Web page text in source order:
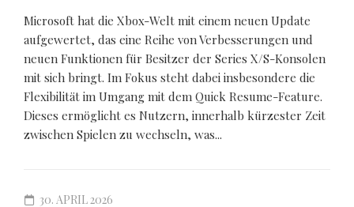
Microsoft hat die Xbox-Welt mit einem neuen Update
aufgewertet, das eine Reihe von Verbesserungen und
neuen Funktionen für Besitzer der Series X/S-Konsolen
mit sich bringt. Im Fokus steht dabei insbesondere die
Flexibilität im Umgang mit dem Quick Resume-Feature.
Dieses ermöglicht es Nutzern, innerhalb kürzester Zeit
zwischen Spielen zu wechseln, was...
30. APRIL 2026